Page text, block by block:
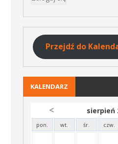
Przejdź do
KALENDARZ
< sierpień
pon. wt. śr. czw.